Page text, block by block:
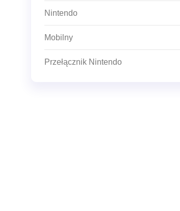
Nintendo
Mobilny
Przełącznik Nintendo